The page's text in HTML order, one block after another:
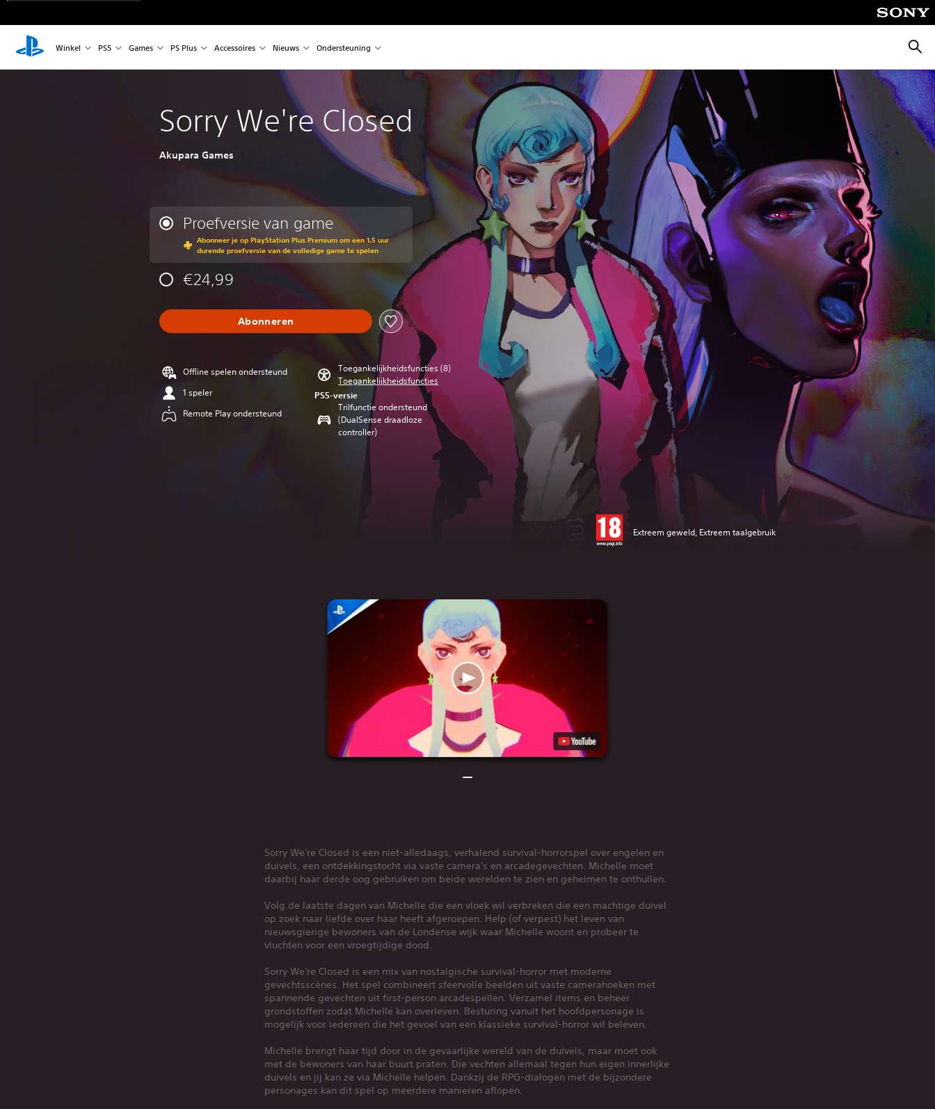
Winkel PS5 Games PS Plus Accessoires Nieuws Ondersteuning
Sorry We're Closed
Akupara Games
Proefversie van game
Abonneer je op PlayStation Plus Premium om een 1.5 uur
durende proefversie van de volledige game te spelen
€24,99
Abonneren
Offline spelen ondersteund
1 speler
Remote Play ondersteund
Toegankelijkheidsfuncties (8)
Toegankelijkheidsfuncties
PS5-versie
Trilfunctie ondersteund
(DualSense draadloze
controller)
Extreem geweld, Extreem taalgebruik
Sorry We're Closed is een niet-alledaags, verhalend survival-horrorspel over engelen en
duivels, een ontdekkingstocht via vaste camera's en arcadegevechten. Michelle moet
daarbij haar derde oog gebruiken om beide werelden te zien en geheimen te onthullen.
Volg de laatste dagen van Michelle die een vloek wil verbreken die een machtige duivel
op zoek naar liefde over haar heeft afgeroepen. Help (of verpest) het leven van
nieuwsgierige bewoners van de Londense wijk waar Michelle woont en probeer te
vluchten voor een vroegtijdige dood.
Sorry We're Closed is een mix van nostalgische survival-horror met moderne
gevechtsscènes. Het spel combineert sfeervolle beelden uit vaste camerahoeken met
spannende gevechten uit first-person arcadespellen. Verzamel items en beheer
grondstoffen zodat Michelle kan overleven. Besturing vanuit het hoofdpersonage is
mogelijk voor iedereen die het gevoel van een klassieke survival-horror wil beleven.
Michelle brengt haar tijd door in de gevaarlijke wereld van de duivels, maar moet ook
met de bewoners van haar buurt praten. Die vechten allemaal tegen hun eigen innerlijke
duivels en jij kan ze via Michelle helpen. Dankzij de RPG-dialogen met de bijzondere
personages kan dit spel op meerdere manieren aflopen.